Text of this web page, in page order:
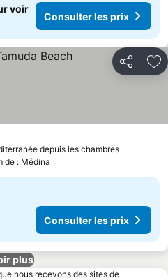
voir
Consulter les prix
Partager
depuis les chambres
les prix
de : Médina
Consulter les prix
plus
nous recevons des sites de